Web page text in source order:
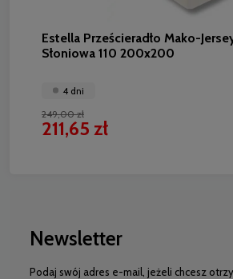
Estella Prześcieradło Mako-
Słoniowa 110 200x200
4 dni
249,00 zł
211,65 zł
Newsletter
Podaj swój adres e-mail, jeżeli chcesz